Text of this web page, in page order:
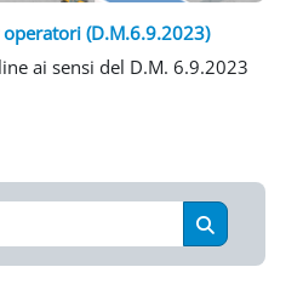
(D.M.6.9.2023)
ai sensi del D.M. 6.9.2023
Cerca corsi